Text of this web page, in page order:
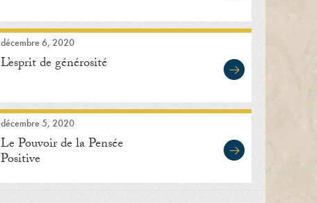
décembre 6, 2020
L’esprit de générosité
décembre 5, 2020
Le Pouvoir de la Pensée
Positive